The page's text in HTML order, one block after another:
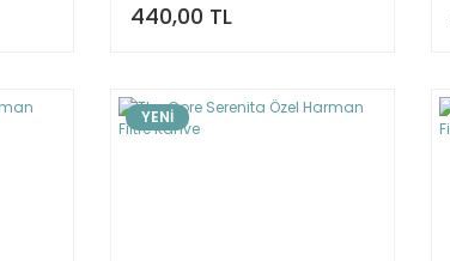
440,00 TL
YENİ